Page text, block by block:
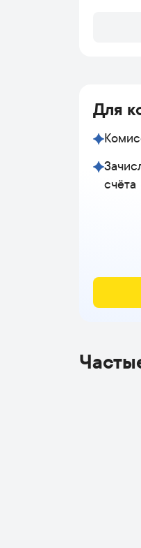
Для
счёта